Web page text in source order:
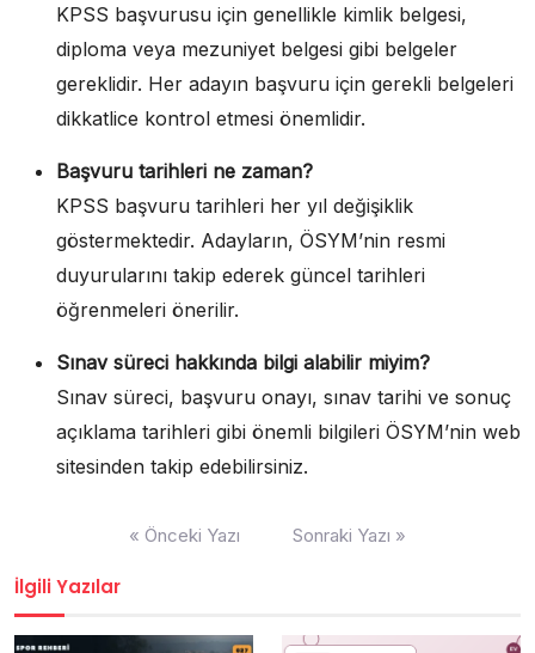
KPSS başvurusu için genellikle kimlik belgesi,
diploma veya mezuniyet belgesi gibi belgeler
gereklidir. Her adayın başvuru için gerekli belgeleri
dikkatlice kontrol etmesi önemlidir.
Başvuru tarihleri ne zaman?
KPSS başvuru tarihleri her yıl değişiklik
göstermektedir. Adayların, ÖSYM’nin resmi
duyurularını takip ederek güncel tarihleri
öğrenmeleri önerilir.
Sınav süreci hakkında bilgi alabilir miyim?
Sınav süreci, başvuru onayı, sınav tarihi ve sonuç
açıklama tarihleri gibi önemli bilgileri ÖSYM’nin web
sitesinden takip edebilirsiniz.
« Önceki Yazı Sonraki Yazı »
İlgili Yazılar